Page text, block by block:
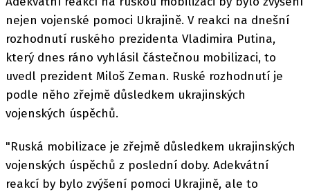
nejen vojenské pomoci Ukrajině. V reakci na dnešní
rozhodnutí ruského prezidenta Vladimira Putina,
který dnes ráno vyhlásil částečnou mobilizaci, to
uvedl prezident Miloš Zeman. Ruské rozhodnutí je
podle něho zřejmě důsledkem ukrajinských
vojenských úspěchů.
"Ruská mobilizace je zřejmě důsledkem ukrajinských
vojenských úspěchů z poslední doby. Adekvátní
reakcí by bylo zvýšení pomoci Ukrajině, ale to